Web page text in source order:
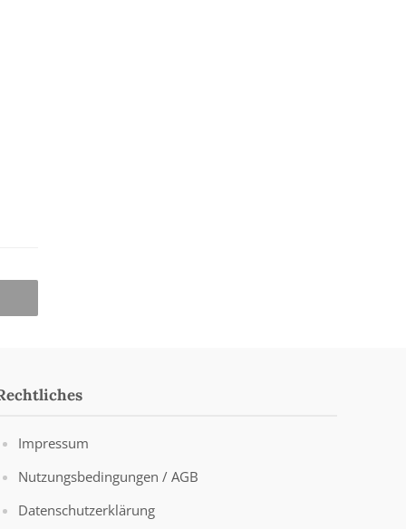
Impressum
Nutzungsbedingungen / AGB
Datenschutzerklärung